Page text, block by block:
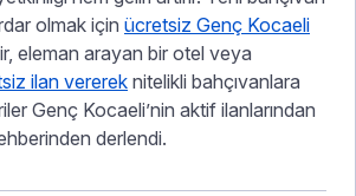
olmak için ücretsiz Genç Kocaeli
eleman arayan bir otel veya
ilan vererek nitelikli bahçıvanlara
Genç Kocaeli’nin aktif ilanlarından
derlendi.